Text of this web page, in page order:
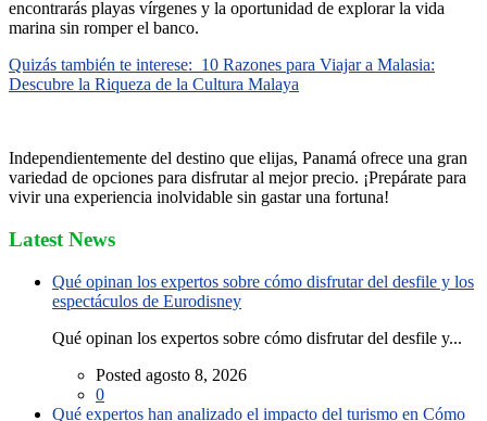
encontrarás playas vírgenes y la oportunidad de explorar la vida
marina sin romper el banco.
Quizás también te interese: 10 Razones para Viajar a Malasia:
Descubre la Riqueza de la Cultura Malaya
Independientemente del destino que elijas, Panamá ofrece una gran
variedad de opciones para disfrutar al mejor precio. ¡Prepárate para
vivir una experiencia inolvidable sin gastar una fortuna!
Latest News
Qué opinan los expertos sobre cómo disfrutar del desfile y los
espectáculos de Eurodisney
Qué opinan los expertos sobre cómo disfrutar del desfile y...
Posted agosto 8, 2026
0
Qué expertos han analizado el impacto del turismo en Cómo